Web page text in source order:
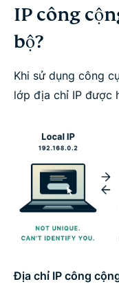
IP công
bộ?
Khi sử dụng công
lớp địa chỉ IP được
Địa chỉ IP công